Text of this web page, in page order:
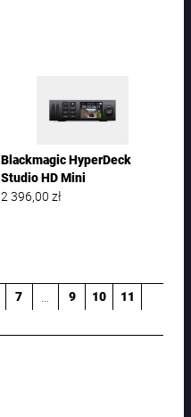
Blackmagic HyperDeck
Studio HD Mini
2 396,00 zł
7 9 10
11